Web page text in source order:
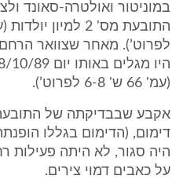
במוניטור ואולטרה-סאונד
לפרוט’). מאחר שצוואר
(עמ' 66 ש' 6-8 לפרוט’).
דימום, (הדימום בגללו
היה סגור, לא היתה פעילות
על כאבים דמוי צירים.